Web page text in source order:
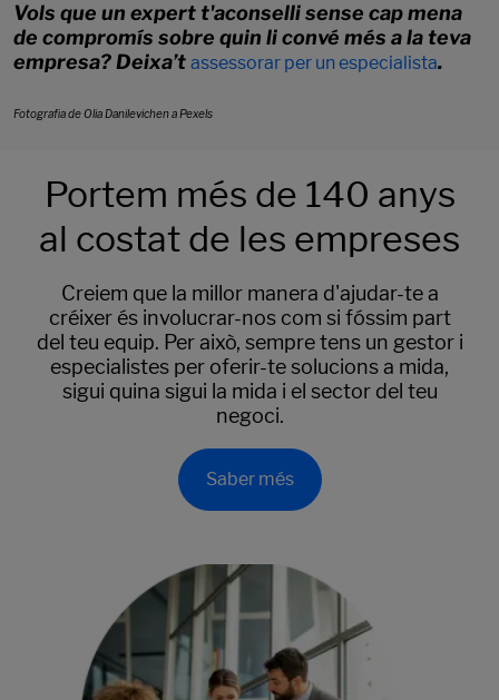
Vols que un expert t'aconselli sense cap mena
de compromís sobre quin li convé més a la teva
empresa? Deixa’t assessorar per un especialista.
Fotografia de Olia Danilevichen a Pexels
Portem més de 140 anys
al costat de les empreses
Creiem que la millor manera d'ajudar-te a
créixer és involucrar-nos com si fóssim part
del teu equip. Per això, sempre tens un gestor i
especialistes per oferir-te solucions a mida,
sigui quina sigui la mida i el sector del teu
negoci.
Saber més